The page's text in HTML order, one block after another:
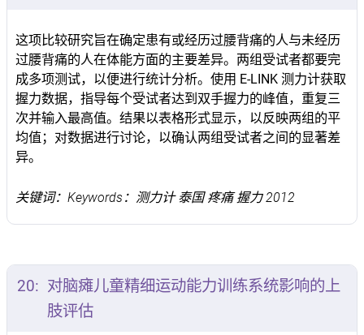
这项比较研究旨在确定患有或经历过腰背痛的人与未经历
过腰背痛的人在体能方面的主要差异。两组受试者都要完
成多项测试，以便进行统计分析。使用 E-LINK 测力计获取
握力数据，指导每个受试者达到双手握力的峰值，重复三
次并输入最高值。结果以表格形式显示，以反映两组的平
均值；对数据进行讨论，以确认两组受试者之间的显著差
异。
关键词：Keywords：测力计 泰国 疼痛 握力 2012
20: 对脑瘫儿童精细运动能力训练系统影响的上
肢评估